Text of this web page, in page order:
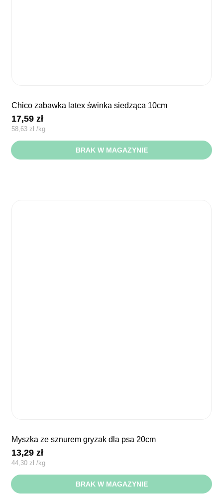
chico zabawka latex świnka siedząca 10cm
17,59zł
58,63 zł /kg
BRAK W MAGAZYNIE
myszka ze sznurem gryzak dla psa 20cm
13,29zł
44,30zł /kg
BRAK W MAGAZYNIE